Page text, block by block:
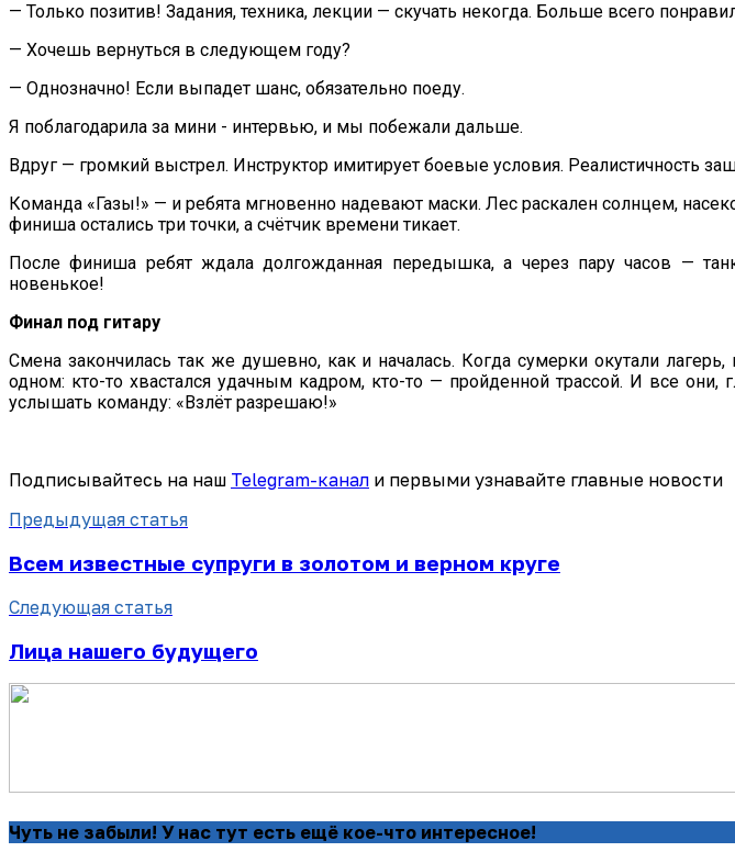
— Только позитив! Задания, техника, лекции — скучать некогда. Больше всего
— Хочешь вернуться в следующем году?
— Однозначно! Если выпадет шанс, обязательно поеду.
Я поблагодарила за мини - интервью, и мы побежали дальше.
Вдруг — громкий выстрел. Инструктор имитирует боевые условия. Реалистичность
Команда «Газы!» — и ребята мгновенно надевают маски. Лес раскален солнцем,
финиша остались три точки, а счётчик времени тикает.
После финиша ребят ждала долгожданная передышка, а через пару часов —
новенькое!
Финал под гитару
Смена закончилась так же душевно, как и началась. Когда сумерки окутали
одном: кто-то хвастался удачным кадром, кто-то — пройденной трассой. И все
услышать команду: «Взлёт разрешаю!»
Подписывайтесь на наш Telegram-канал и первыми узнавайте главные новости
Предыдущая статья
Всем известные супруги в золотом и верном круге
Следующая статья
Лица нашего будущего
Чуть не забыли! У нас тут есть ещё кое-что интересное!